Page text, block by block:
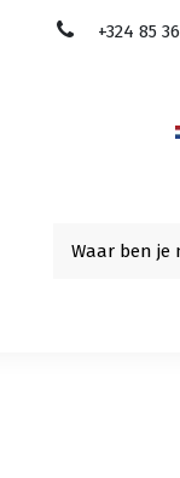
+324 85